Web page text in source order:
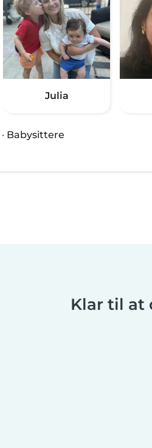
Julia
· Babysittere
Klar til at